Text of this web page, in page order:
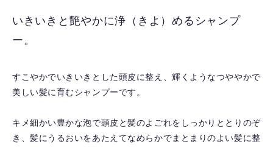
除
いきいきと艶やかに浄（きよ）めるシャンプ
ー。
すこやかでいきいきとした頭皮に整え、輝くようなつややかで
美しい髪に育むシャンプーです。
キメ細かい豊かな泡で頭皮と髪のよごれをしっかりととりのぞ
き、髪にうるおいをあたえてなめらかでまとまりのよい髪に整